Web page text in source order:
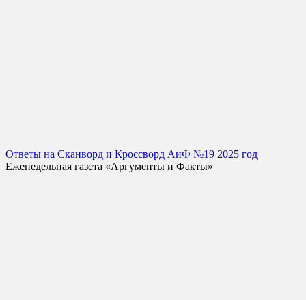
Ответы на Сканворд и Кроссворд АиФ №19 2025 год
Еженедельная газета «Аргументы и Факты»